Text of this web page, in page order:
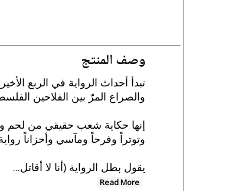
وصف المنتج
تبدأ أحداث الرواية في الربع
والصراع المرّ بين الفلاحين
إنها حكاية شعب حقيقي من لحم
وتوتراً وفرحاً ومآسي وأحزاناً
يقول بطل الرواية (أنا لا أقاتل...
Read More